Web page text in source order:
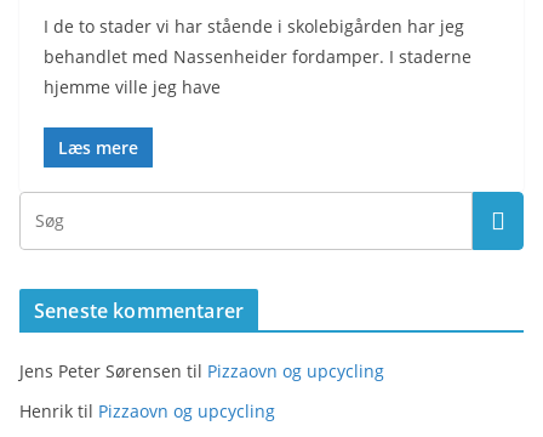
I de to stader vi har stående i skolebigården har jeg
behandlet med Nassenheider fordamper. I staderne
hjemme ville jeg have
Læs mere
Seneste kommentarer
Jens Peter Sørensen til Pizzaovn og upcycling
Henrik til Pizzaovn og upcycling